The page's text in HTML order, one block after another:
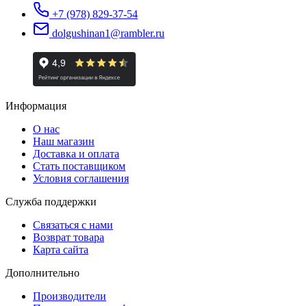
+7 (978) 829-37-54
dolgushinan1@rambler.ru
Информация
О нас
Наш магазин
Доставка и оплата
Стать поставщиком
Условия соглашения
Служба поддержки
Связаться с нами
Возврат товара
Карта сайта
Дополнительно
Производители